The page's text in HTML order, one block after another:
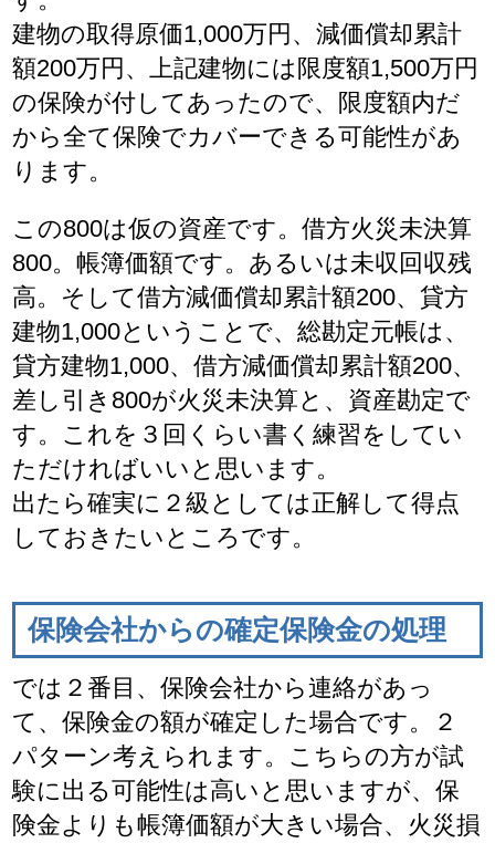
建物の取得原価1,000万円、減価償却累計
額200万円、上記建物には限度額1,500万円
の保険が付してあったので、限度額内だ
から全て保険でカバーできる可能性があ
ります。
この800は仮の資産です。借方火災未決算
800。帳簿価額です。あるいは未収回収残
高。そして借方減価償却累計額200、貸方
建物1,000ということで、総勘定元帳は、
貸方建物1,000、借方減価償却累計額200、
差し引き800が火災未決算と、資産勘定で
す。これを３回くらい書く練習をしてい
ただければいいと思います。
出たら確実に２級としては正解して得点
しておきたいところです。
保険会社からの確定保険金の処理
では２番目、保険会社から連絡があっ
て、保険金の額が確定した場合です。２
パターン考えられます。こちらの方が試
験に出る可能性は高いと思いますが、保
険金よりも帳簿価額が大きい場合、火災損